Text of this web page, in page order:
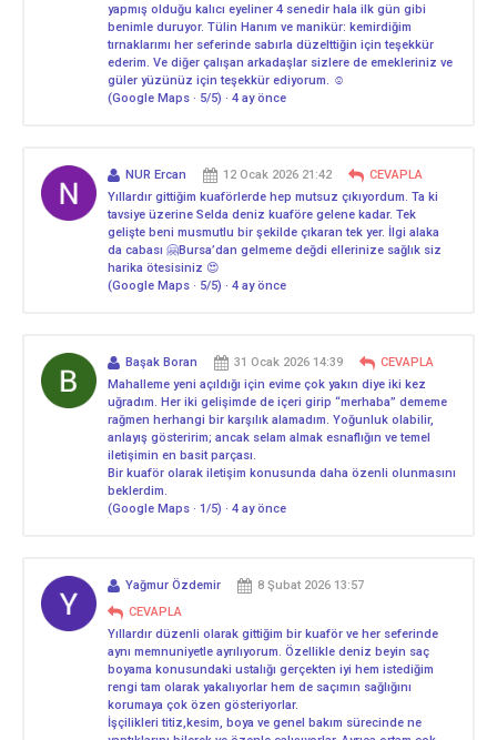
yapmış olduğu kalıcı eyeliner 4 senedir hala ilk gün gibi
benimle duruyor. Tülin Hanım ve manikür: kemirdiğim
tırnaklarımı her seferinde sabırla düzelttiğin için teşekkür
ederim. Ve diğer çalışan arkadaşlar sizlere de emekleriniz ve
güler yüzünüz için teşekkür ediyorum. ☺
(Google Maps · 5/5) · 4 ay önce
NUR Ercan 12 Ocak 2026 21:42
CEVAPLA
Yıllardır gittiğim kuaförlerde hep mutsuz çıkıyordum. Ta ki
tavsiye üzerine Selda deniz kuaföre gelene kadar. Tek
gelişte beni musmutlu bir şekilde çıkaran tek yer. İlgi alaka
da cabası 🤗Bursa’dan gelmeme değdi ellerinize sağlık siz
harika ötesisiniz 😍
(Google Maps · 5/5) · 4 ay önce
Başak Boran 31 Ocak 2026 14:39
CEVAPLA
Mahalleme yeni açıldığı için evime çok yakın diye iki kez
uğradım. Her iki gelişimde de içeri girip “merhaba” dememe
rağmen herhangi bir karşılık alamadım. Yoğunluk olabilir,
anlayış gösteririm; ancak selam almak esnaflığın ve temel
iletişimin en basit parçası.
Bir kuaför olarak iletişim konusunda daha özenli olunmasını
beklerdim.
(Google Maps · 1/5) · 4 ay önce
Yağmur Özdemir
8 Şubat 2026 13:57
CEVAPLA
Yıllardır düzenli olarak gittiğim bir kuaför ve her seferinde
aynı memnuniyetle ayrılıyorum. Özellikle deniz beyin saç
boyama konusundaki ustalığı gerçekten iyi hem istediğim
rengi tam olarak yakalıyorlar hem de saçımın sağlığını
korumaya çok özen gösteriyorlar.
İşçilikleri titiz,kesim, boya ve genel bakım sürecinde ne